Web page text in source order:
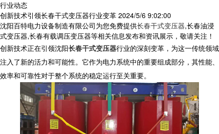
行业动态
创新技术引领长春干式变压器行业变革 2024/5/6 9:02:00
沈阳百特电力设备制造有限公司为您免费提供长春干式变压器,长春油浸
式变压器,长春有载调压变压器等相关信息发布和资讯展示，敬请关注！
创新技术正在引领沈阳长春干式变压器行业的深刻变革，为这一传统领域
注入了新的活力和可能性。它作为电力系统中的重要组成部分，其性能、
效率和可靠性对于整个系统的稳定运行至关重要。